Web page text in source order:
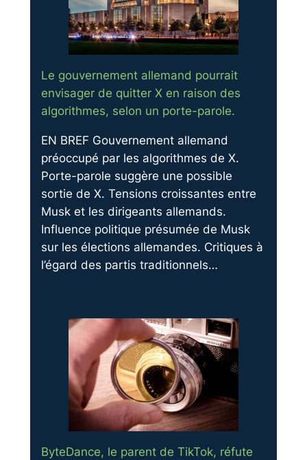
Le gouvernement allemand pourrait
envisager de quitter X en raison des
algorithmes, selon un porte-parole.
EN BREF Gouvernement allemand
préoccupé par les algorithmes de X.
Porte-parole suggère une possible
sortie de X. Tensions croissantes entre
Musk et les dirigeants allemands.
Influence politique présumée de Musk
sur les élections allemandes. Critiques à
l’égard des partis traditionnels…
ByteDance, le parent de TikTok, réfute